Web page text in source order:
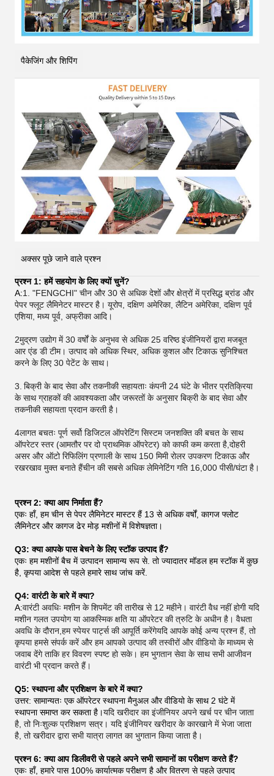
पैकेजिंग और शिपिंग
अक्सर पूछे जाने वाले प्रश्न
प्रश्न 1: हमें सहयोग के लिए क्यों चुनें?
A:1. "FENGCHI" चीन और 30 से अधिक देशों और क्षेत्रों में प्रसिद्ध ब्रांड और
पेपर फ्लूट लैमिनेटर मास्टर है। यूरोप, दक्षिण अमेरिका, लैटिन अमेरिका, दक्षिण पूर्व
एशिया, मध्य पूर्व, अफ्रीका आदि।
2मुद्रण उद्योग में 30 वर्षों के अनुभव से अधिक 25 वरिष्ठ इंजीनियरों द्वारा मजबूत
आर एंड डी टीम। उत्पाद को अधिक स्थिर, अधिक कुशल और टिकाऊ सुनिश्चित
करने के लिए 30 पेटेंट के साथ।
3. बिक्री के बाद सेवा और तकनीकी सहायताः कंपनी 24 घंटे के भीतर प्रतिक्रिया
के साथ ग्राहकों की आवश्यकता और जरूरतों के अनुसार बिक्री के बाद सेवा और
तकनीकी सहायता प्रदान करती है।
4लागत बचतः पूर्ण सर्वो डिजिटल ऑपरेटिंग सिस्टम जनशक्ति की बचत के साथ
ऑपरेटर स्तर (आमतौर पर दो प्राथमिक ऑपरेटर) को काफी कम करता है,दोहरी
असर और ऑटो रिफिलिंग प्रणाली के साथ 150 मिमी रोलर उपकरण टिकाऊ और
रखरखाव मुक्त बनाते हैंचीन की सबसे अधिक लेमिनेटिंग गति 16,000 पीसी/घंटा है।
प्रश्न 2: क्या आप निर्माता हैं?
एकः हाँ, हम चीन से पेपर लैमिनेटर मास्टर हैं 13 से अधिक वर्षों, कागज फ्लोट
लैमिनेटर और कागज ढेर मोड़ मशीनों में विशेषज्ञता।
Q3: क्या आपके पास बेचने के लिए स्टॉक उत्पाद हैं?
एकः हम मशीनों बैच में उत्पादन सामान्य रूप से. तो ज्यादातर मॉडल हम स्टॉक में कुछ
है, कृपया आदेश से पहले हमारे साथ जांच करें.
Q4: वारंटी के बारे में क्या?
A:वारंटी अवधिः मशीन के शिपमेंट की तारीख से 12 महीने। वारंटी वैध नहीं होगी यदि
मशीन गलत उपयोग या आकस्मिक क्षति या ऑपरेटर की त्रुटि के अधीन है। वैधता
अवधि के दौरान,हम स्पेयर पार्ट्स की आपूर्ति करेंगेयदि आपके कोई अन्य प्रश्न हैं, तो
कृपया हमसे संपर्क करें और हम आपको उत्पाद की तस्वीरों और वीडियो के माध्यम से
जवाब देंगे ताकि हर विवरण स्पष्ट हो सके। हम भुगतान सेवा के साथ सभी आजीवन
वारंटी भी प्रदान करते हैं।
Q5: स्थापना और प्रशिक्षण के बारे में क्या?
उत्तर: सामान्यतः एक ऑपरेटर स्थापना मैनुअल और वीडियो के साथ 2 घंटे में
स्थापना समाप्त कर सकता है।यदि खरीदार का इंजीनियर अपने खर्च पर चीन जाता
है, तो निःशुल्क प्रशिक्षण सत्र। यदि इंजीनियर खरीदार के कारखाने में भेजा जाता
है, तो खरीदार द्वारा सभी यात्रा लागत का भुगतान किया जाता है।
प्रश्न 6: क्या आप डिलीवरी से पहले अपने सभी सामानों का परीक्षण करते हैं?
एकः हाँ, हमारे पास 100% कार्यात्मक परीक्षण है और वितरण से पहले उत्पाद